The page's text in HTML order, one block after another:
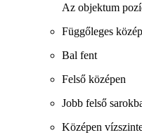
Az objektum
Függőleges
Bal fent
Felső középen
Jobb felső
Középen